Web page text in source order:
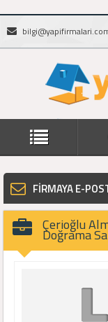
FİRMAYA E-
Çerioğlu
Doğrama